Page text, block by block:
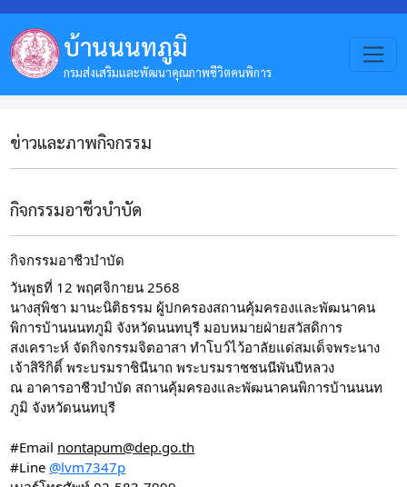
บ้านนนทภูมิ
กรมส่งเสริมและพัฒนาคุณภาพชีวิตคนพิการ
ข่าวและภาพกิจกรรม
กิจกรรมอาชีวบำบัด
กิจกรรมอาชีวบำบัด
วันพุธที่ 12 พฤศจิกายน 2568
นางสุพิชา มานะนิติธรรม ผู้ปกครองสถานคุ้มครองและพัฒนาคน
พิการบ้านนนทภูมิ จังหวัดนนทบุรี มอบหมายฝ่ายสวัสดิการ
สงเคราะห์ จัดกิจกรรมจิตอาสา ทำโบว์ไว้อาลัยแด่สมเด็จพระนาง
เจ้าสิริกิติ์ พระบรมราชินีนาถ พระบรมราชชนนีพันปีหลวง
ณ อาคารอาชีวบำบัด สถานคุ้มครองและพัฒนาคนพิการบ้านนนท
ภูมิ จังหวัดนนทบุรี
#Email nontapum@dep.go.th
#Line @lvm7347p